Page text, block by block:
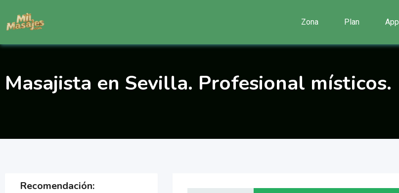
contenido
Zona Plan App
Masajista en Sevilla. Profesional místicos.
Recomendación: